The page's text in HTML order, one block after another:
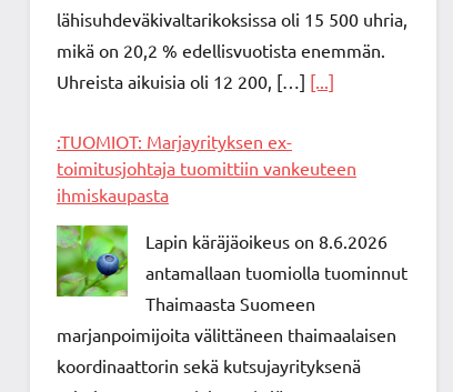
lähisuhdeväkivaltarikoksissa oli 15 500 uhria,
mikä on 20,2 % edellisvuotista enemmän.
Uhreista aikuisia oli 12 200, […] [...]
:TUOMIOT: Marjayrityksen ex-
toimitusjohtaja tuomittiin vankeuteen
ihmiskaupasta
Lapin käräjäoikeus on 8.6.2026
antamallaan tuomiolla tuominnut
Thaimaasta Suomeen
marjanpoimijoita välittäneen thaimaalaisen
koordinaattorin sekä kutsujayrityksenä